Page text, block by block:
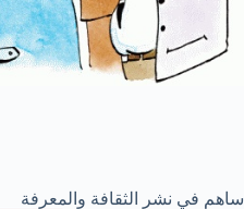
ساهم في نشر الثقافة والمعرفة